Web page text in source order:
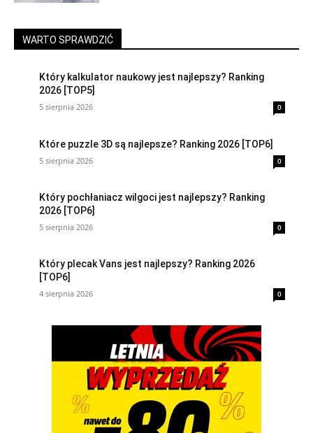
WARTO SPRAWDZIĆ
Który kalkulator naukowy jest najlepszy? Ranking
2026 [TOP5]
5 sierpnia 2026 0
Które puzzle 3D są najlepsze? Ranking 2026 [TOP6]
5 sierpnia 2026 0
Który pochłaniacz wilgoci jest najlepszy? Ranking
2026 [TOP6]
5 sierpnia 2026 0
Który plecak Vans jest najlepszy? Ranking 2026
[TOP6]
4 sierpnia 2026 0